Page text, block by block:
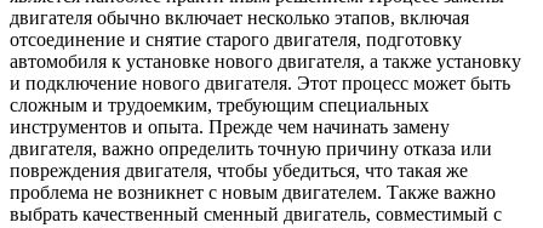
двигателя обычно включает несколько этапов, включая
отсоединение и снятие старого двигателя, подготовку
автомобиля к установке нового двигателя, а также установку
и подключение нового двигателя. Этот процесс может быть
сложным и трудоемким, требующим специальных
инструментов и опыта. Прежде чем начинать замену
двигателя, важно определить точную причину отказа или
повреждения двигателя, чтобы убедиться, что такая же
проблема не возникнет с новым двигателем. Также важно
выбрать качественный сменный двигатель, совместимый с